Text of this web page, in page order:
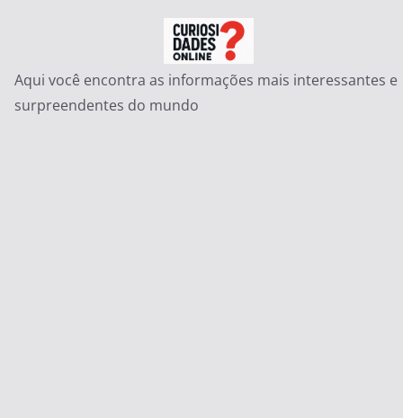
conteúdo
Aqui você encontra as informações mais interessantes e
surpreendentes do mundo